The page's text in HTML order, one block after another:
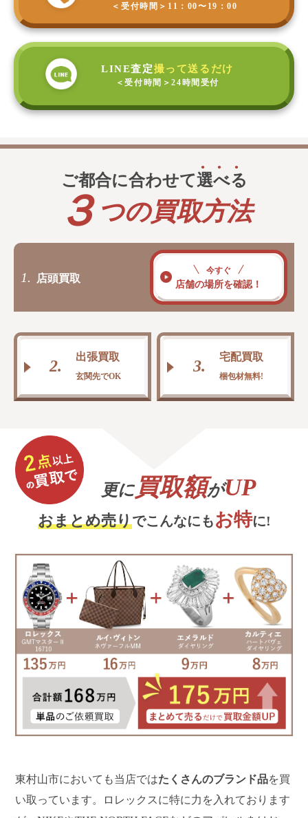
＜受付時間＞ 11：00〜19：00
LINE査定撮って送るだけ
＜受付時間＞24時間受付
ご都合に合わせて選べる
３ つの買取方法
1. 店頭買取
今すぐ
店舗の場所を確認！
2.
出張買取
玄関先でOK
3.
宅配買取
梱包材無料!
更に買取額がUP
おまとめ売りでこんなにもお特に!
東村山市においても当店ではたくさんのブランド品を買
い取っています。ロレックスに特に力を入れております